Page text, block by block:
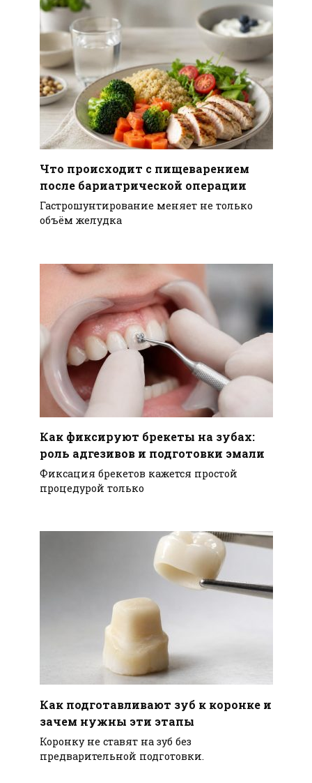
Что происходит с пищеварением
после бариатрической операции
Гастрошунтирование меняет не только
объём желудка
Как фиксируют брекеты на зубах:
роль адгезивов и подготовки эмали
Фиксация брекетов кажется простой
процедурой только
Как подготавливают зуб к коронке и
зачем нужны эти этапы
Коронку не ставят на зуб без
предварительной подготовки.